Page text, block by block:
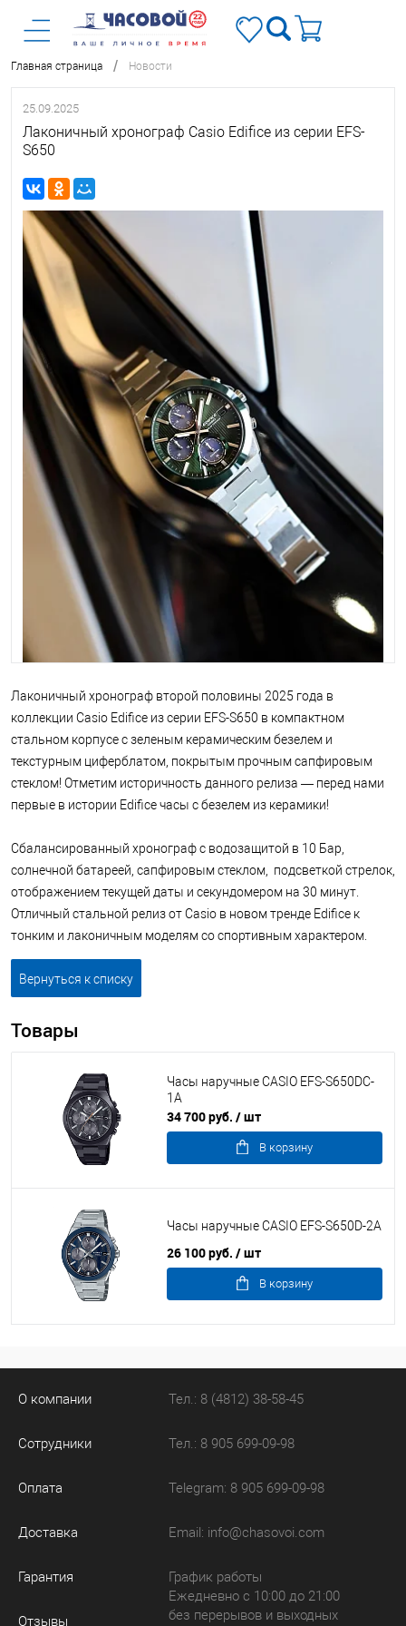
Главная страница / Новости
25.09.2025
Лаконичный хронограф Casio Edifice из серии EFS-
S650
Лаконичный хронограф второй половины 2025 года в
коллекции Casio Edifice из серии EFS-S650 в компактном
стальном корпусе с зеленым керамическим безелем и
текстурным циферблатом, покрытым прочным сапфировым
стеклом! Отметим историчность данного релиза — перед нами
первые в истории Edifice часы с безелем из керамики!
Cбалансированный хронограф с водозащитой в 10 Бар,
солнечной батареей, сапфировым стеклом, подсветкой стрелок,
отображением текущей даты и секундомером на 30 минут.
Отличный стальной релиз от Casio в новом тренде Edifice к
тонким и лаконичным моделям со спортивным характером.
Вернуться к списку
Товары
Часы наручные CASIO EFS-S650DC-
1A
34 700 руб. / шт
В корзину
Часы наручные CASIO EFS-S650D-2A
26 100 руб. / шт
В корзину
О компании
Сотрудники
Оплата
Доставка
Гарантия
Отзывы
Тел.: 8 (4812) 38-58-45
Тел.: 8 905 699-09-98
Telegram: 8 905 699-09-98
Email: info@chasovoi.com
График работы
Ежедневно с 10:00 до 21:00
без перерывов и выходных